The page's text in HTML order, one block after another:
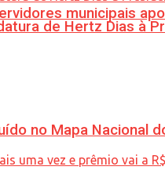
municipais
de Hertz Dias à
no Mapa Nacional